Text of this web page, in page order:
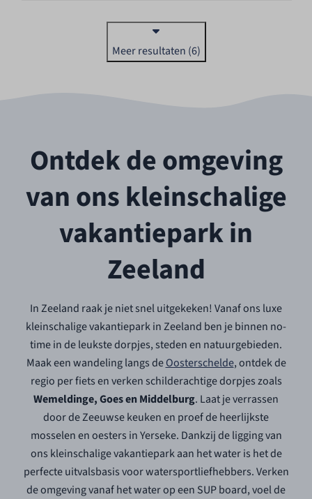
Meer resultaten (6)
Ontdek de omgeving
van ons kleinschalige
vakantiepark in
Zeeland
In Zeeland raak je niet snel uitgekeken! Vanaf ons luxe
kleinschalige vakantiepark in Zeeland ben je binnen no-
time in de leukste dorpjes, steden en natuurgebieden.
Maak een wandeling langs deOosterschelde, ontdek de
regio per fiets en verken schilderachtige dorpjes zoals
Wemeldinge, Goes en Middelburg. Laat je verrassen
door de Zeeuwse keuken en proef de heerlijkste
mosselen en oesters in Yerseke. Dankzij de ligging van
ons kleinschalige vakantiepark aan het water is het de
perfecte uitvalsbasis voor watersportliefhebbers. Verken
de omgeving vanaf het water op een SUP board, voel de